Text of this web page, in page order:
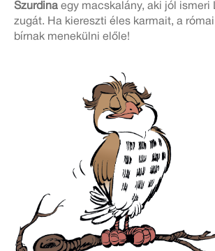
Szurdina egy macskalány, aki jól ismeri
zugát. Ha kiereszti éles karmait, a
bírnak menekülni előle!